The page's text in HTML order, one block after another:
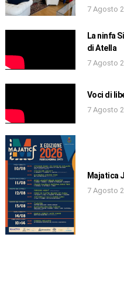
7 Agosto
La ninfa
di Atella
7 Agosto
Voci di
7 Agosto
Majatica
7 Agosto